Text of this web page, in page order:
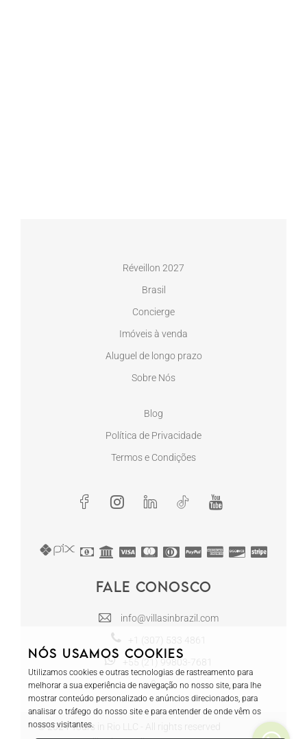
Réveillon 2027
Brasil
Concierge
Imóveis à venda
Aluguel de longo prazo
Sobre Nós
Blog
Política de Privacidade
Termos e Condições
Fale conosco
info@villasinbrazil.com
+1 (307) 533 4861
+55 (21) 99803-7681
© 2024 Tours in Rio LLC - All rights reserved
Nós usamos cookies
Utilizamos cookies e outras tecnologias de rastreamento para
melhorar a sua experiência de navegação no nosso site, para lhe
mostrar conteúdo personalizado e anúncios direcionados, para
analisar o tráfego do nosso site e para entender de onde vêm os
nossos visitantes.